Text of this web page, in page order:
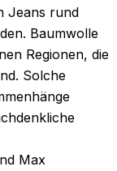
Jeans rund
Baumwolle
Regionen, die
Solche
Max